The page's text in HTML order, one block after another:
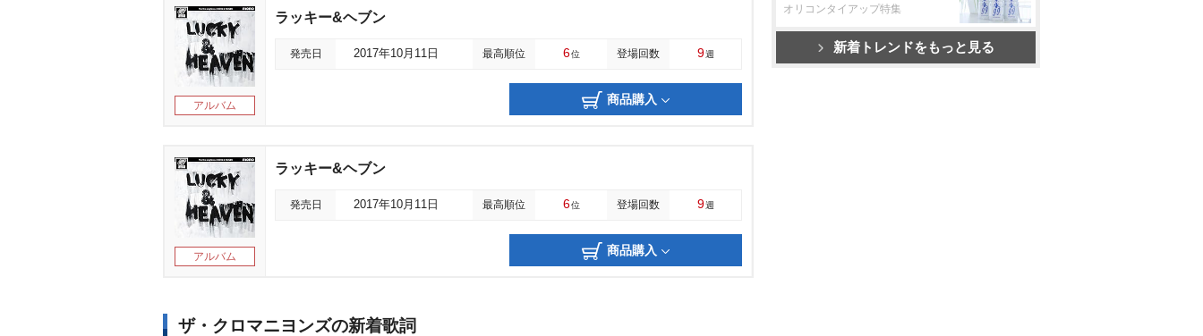
アルバム
ラッキー&ヘブン
発売日 2017年10月11日 最高順位 6位 登場回数 9週
商品購入
アルバム
ラッキー&ヘブン
発売日 2017年10月11日 最高順位 6位 登場回数 9週
商品購入
ザ・クロマニヨンズの新着歌詞
オリコンタイアップ特集
新着トレンドをもっと見る